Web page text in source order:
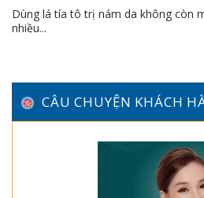
Dùng lá tía tô trị nám da không còn
nhiều...
CÂU CHUYỆN KHÁCH